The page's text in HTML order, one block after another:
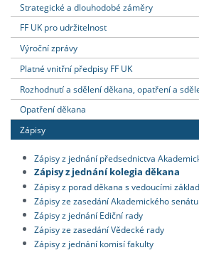
Strategické a dlouhodobé záměry
FF UK pro udržitelnost
Výroční zprávy
Platné vnitřní předpisy FF UK
Rozhodnutí a sdělení děkana, opatření a
Opatření děkana
Zápisy
Zápisy z jednání předsednictva
Zápisy z jednání kolegia děkana
Zápisy z porad děkana s vedoucími
Zápisy ze zasedání Akademického senátu
Zápisy z jednání Ediční rady
Zápisy ze zasedání Vědecké rady
Zápisy z jednání komisí fakulty